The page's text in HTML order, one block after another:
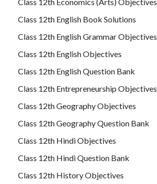
Class 12th English Book Solutions
Class 12th English Grammar Objectives
Class 12th English Objectives
Class 12th English Question Bank
Class 12th Entrepreneurship Objectives
Class 12th Geography Objectives
Class 12th Geography Question Bank
Class 12th Hindi Objectives
Class 12th Hindi Question Bank
Class 12th History Objectives